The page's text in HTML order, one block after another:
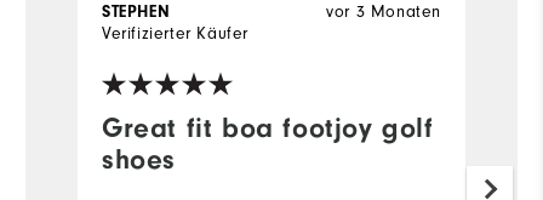
Great fit boa footjoy golf
shoes
vor 3 Monaten
STEPHEN
Verifizierter Käufer